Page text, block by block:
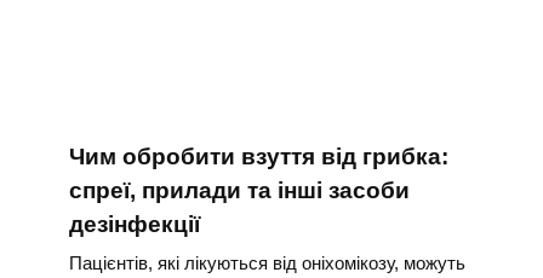
Чим обробити взуття від грибка:
спреї, прилади та інші засоби
дезінфекції
Пацієнтів, які лікуються від оніхомікозу, можуть